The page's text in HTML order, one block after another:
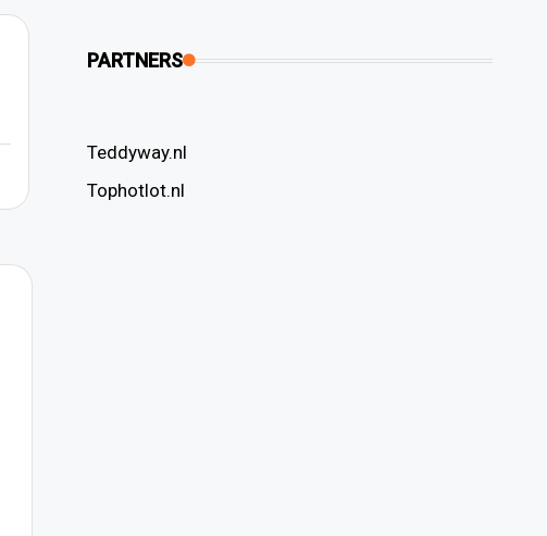
PARTNERS
Teddyway.nl
Tophotlot.nl